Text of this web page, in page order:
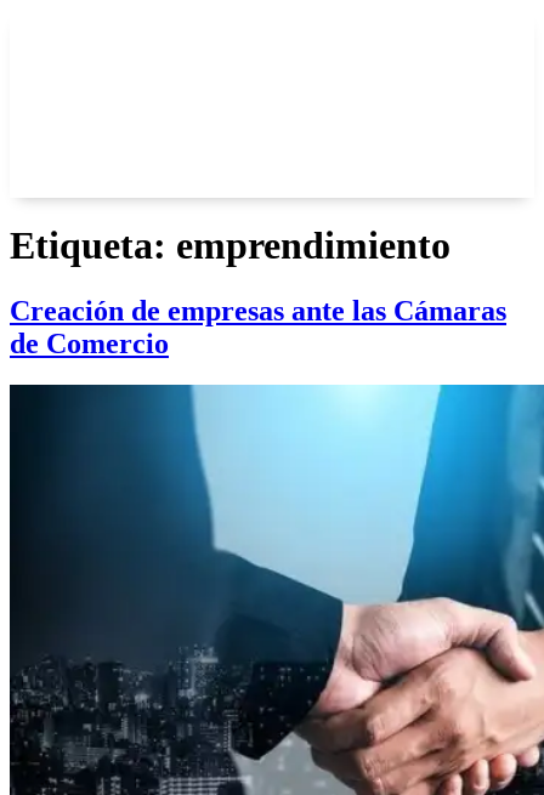
Etiqueta: emprendimiento
Creación de empresas ante las Cámaras
de Comercio